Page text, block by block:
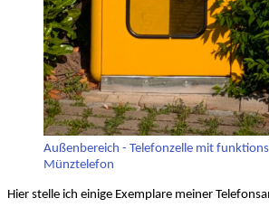
Außenbereich - Telefonzelle mit
Münztelefon
Hier stelle ich einige Exemplare meiner